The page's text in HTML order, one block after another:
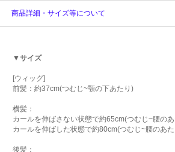
商品詳細・サイズ等について
▼サイズ
[ウィッグ]
前髪：約37cm(つむじ~顎の下あたり)
横髪：
カールを伸ばさない状態で約65cm(つむじ~腰の
カールを伸ばした状態で約80cm(つむじ~腰のあ
後髪：